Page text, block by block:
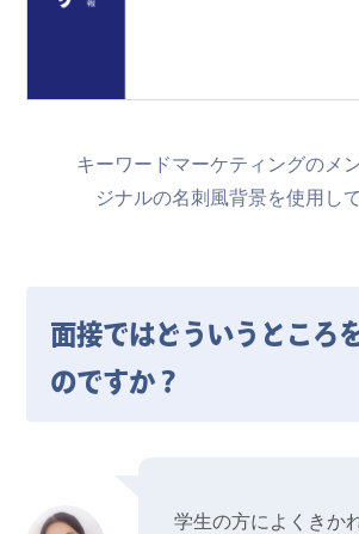
キーワードマーケティングのメ
ジナルの名刺風背景を使用し
面接ではどういうところ
のですか？
学生の方によくきか